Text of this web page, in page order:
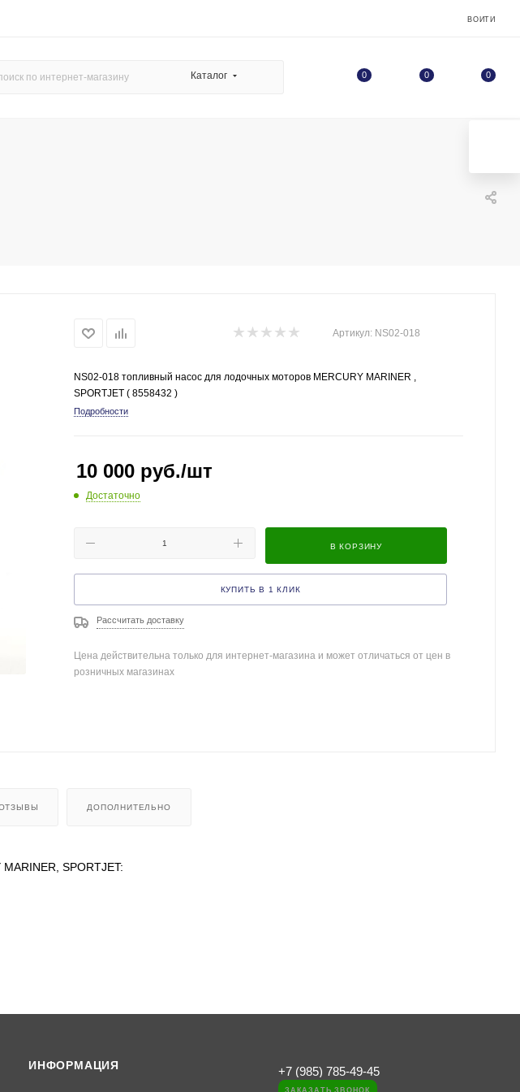
ВОЙТИ
Каталог 0 0 0
Артикул: NS02-018
NS02-018 топливный насос для лодочных моторов MERCURY MARINER ,
SPORTJET ( 8558432 )
Подробности
10 000 руб./шт
Достаточно
В КОРЗИНУ
КУПИТЬ В 1 КЛИК
Рассчитать доставку
Цена действительна только для интернет-магазина и может отличаться от цен в
розничных магазинах
ДОПОЛНИТЕЛЬНО
SPORTJET:
ИНФОРМАЦИЯ +7 (985) 785-49-45
ЗАКАЗАТЬ ЗВОНОК